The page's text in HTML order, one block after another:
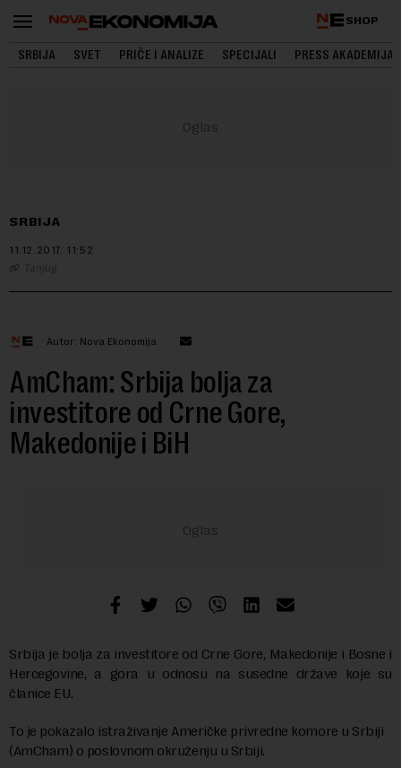
SHOP
SRBIJA SVET PRIČE I ANALIZE SPECIJALI PRESS AKADEMIJA
SRBIJA
11.12.2017. 11:52
Tanjug
Autor: Nova Ekonomija
AmCham: Srbija bolja za
investitore od Crne Gore,
Makedonije i BiH
Srbija je bolja za investitore od Crne Gore, Makedonije i Bosne i
Hercegovine, a gora u odnosu na susedne države koje su
članice EU.
To je pokazalo istraživanje Američke privredne komore u Srbiji
(AmCham) o poslovnom okruženju u Srbiji.